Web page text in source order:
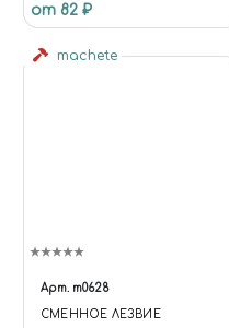
от 82 ₽
machete
Арт. m0628
СМЕННОЕ ЛЕЗВИЕ